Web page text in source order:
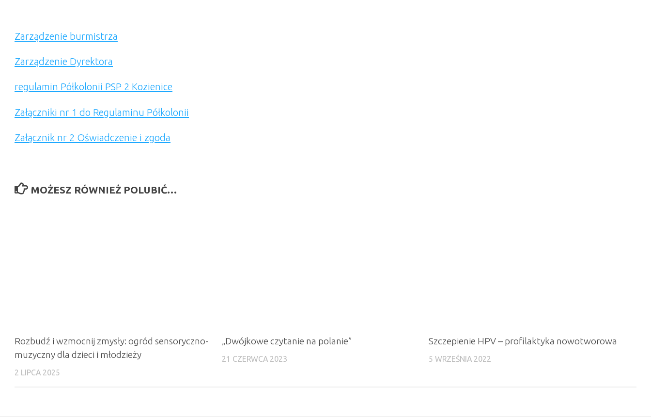
Zarządzenie burmistrza
Zarządzenie Dyrektora
regulamin Półkolonii PSP 2 Kozienice
Załączniki nr 1 do Regulaminu Półkolonii
Załącznik nr 2 Oświadczenie i zgoda
MOŻESZ RÓWNIEŻ POLUBIĆ…
Rozbudź i wzmocnij zmysły: ogród sensoryczno-
muzyczny dla dzieci i młodzieży
2 LIPCA 2025
„Dwójkowe czytanie na polanie”
21 CZERWCA 2023
Szczepienie HPV – profilaktyka nowotworowa
5 WRZEŚNIA 2022